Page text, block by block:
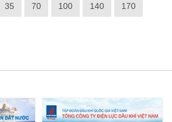
35 70 100 140 170